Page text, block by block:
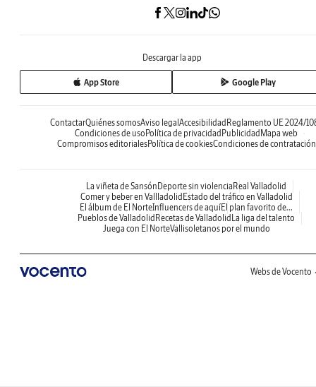
Descargar la app
App Store Google Play
ContactarQuiénes somosAviso legal Accesibilidad Reglamento UE 2024/
Condiciones de uso Política de privacidad Publicidad Mapa web
Compromisos editorialesPolítica de cookiesCondiciones de contratación
La viñeta de Sansón Deporte sin violencia Real Valladolid
Comer y beber en Vallladolid Estado del tráfico en Valladolid
El álbum de El NorteInfluencers de aquíEl plan favorito de...
Pueblos de Valladolid Recetas de Valladolid La liga del talento
Juega con El NorteVallisoletanos por el mundo
Webs de Vocento